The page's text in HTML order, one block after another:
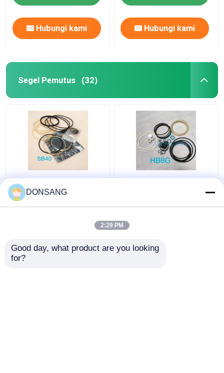
Hubungi kami Hubungi kami
Segel Pemutus (32)
Kit Segel Pemutus
Hidraulik Biru Kuning
SB40 Kit Segel
HB8G Jack Hammer
DONSANG
2:29 PM
Good day, what product are you looking
for?